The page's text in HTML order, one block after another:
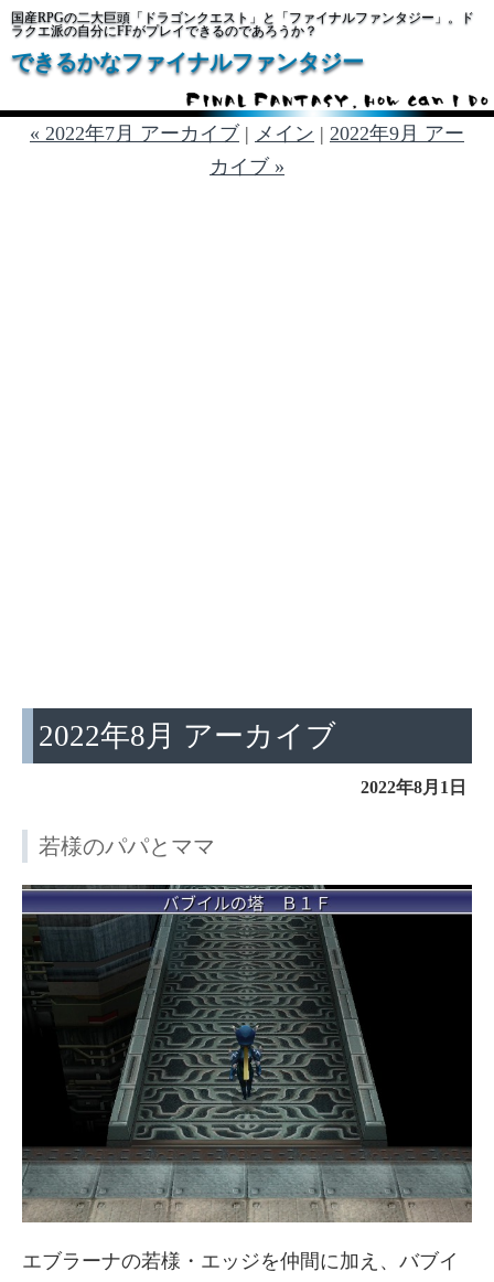
国産RPGの二大巨頭「ドラゴンクエスト」と「ファイナルファンタジー」。ド
ラクエ派の自分にFFがプレイできるのであろうか？
できるかなファイナルファンタジー
« 2022年7月 アーカイブ | メイン | 2022年9月 アー
カイブ »
2022年8月 アーカイブ
2022年8月1日
若様のパパとママ
エブラーナの若様・エッジを仲間に加え、バブイ